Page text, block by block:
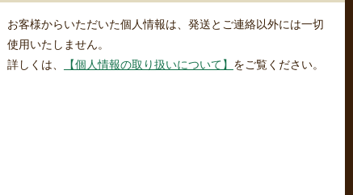
お客様からいただいた個人情報は、発送とご連絡以外には一切
使用いたしません。
詳しくは、
【個人情報の取り扱いについて】 をご覧ください。